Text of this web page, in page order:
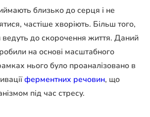
близько до серця і не
частіше хворіють. Більш того,
ведуть до скорочення життя. Даний
на основі масштабного
нього було проаналізовано в
ферментних речовин, що
під час стресу.